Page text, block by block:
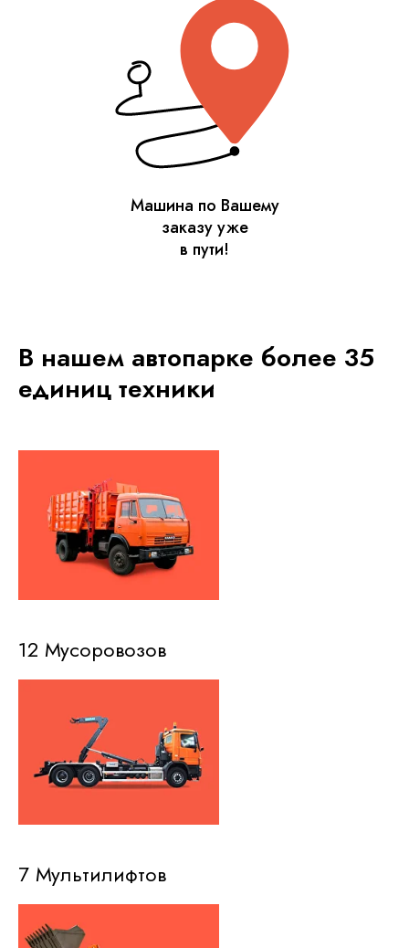
Машина по Вашему
заказу уже
в пути!
В нашем автопарке более 35
единиц техники
12 Мусоровозов
7 Мультилифтов